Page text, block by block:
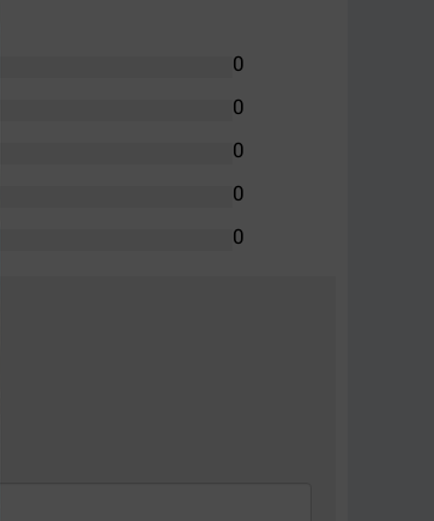
Hơn nữa gaming gear với màu
0
0
0
0
0